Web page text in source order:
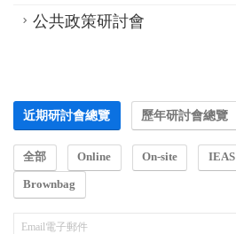
公共政策研討會
近期研討會總覽 歷年研討會總覽
全部 Online On-site IEAS
Brownbag